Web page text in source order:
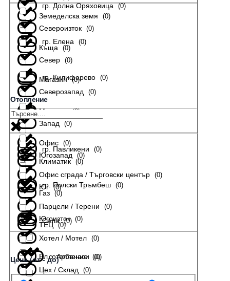
гр. Долна Оряховица (0)
гр. Елена (0)
гр. Килифарево (0)
гр. Павликени (0)
гр. Полски Тръмбеш (0)
Села (0)
с. Арбанаси (0)
Земеделска земя (0)
Къща (0)
Магазин (0)
Мезонет (0)
Офис (0)
Офис сграда / Търговски център (0)
Парцели / Терени (0)
Хотел / Мотел (0)
Цех / Склад (0)
Североизток (0)
Север (0)
Северозапад (0)
Запад (0)
Югозапад (0)
Юг (0)
Югоизток (0)
Отопление
Климатик (0)
Газ (0)
ТЕЦ (0)
Ел. отопление (0)
Цена (от - до)